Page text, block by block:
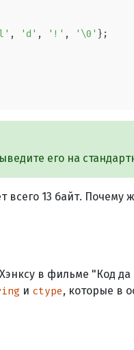
, 'd' , '!' , '\0' };
его на
13 байт. Почему
в фильме "Код
и ctype, которые в